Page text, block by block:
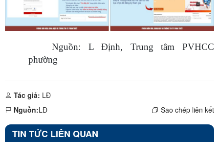
Nguồn: L Định, Trung tâm PVHCC
phường
Tác giả: LĐ
Nguồn:LĐ Sao chép liên kết
TIN TỨC LIÊN QUAN